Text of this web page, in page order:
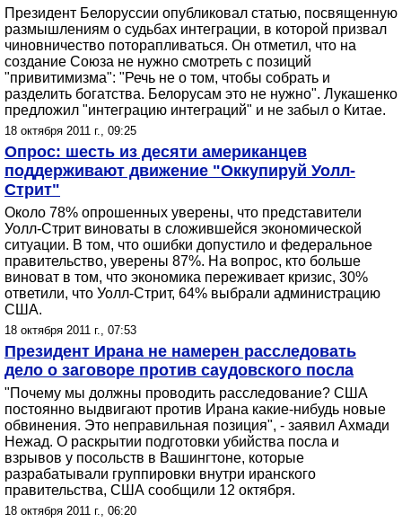
Президент Белоруссии опубликовал статью, посвященную
размышлениям о судьбах интеграции, в которой призвал
чиновничество поторапливаться. Он отметил, что на
создание Союза не нужно смотреть с позиций
"привитимизма": "Речь не о том, чтобы собрать и
разделить богатства. Белорусам это не нужно". Лукашенко
предложил "интеграцию интеграций" и не забыл о Китае.
18 октября 2011 г., 09:25
Опрос: шесть из десяти американцев
поддерживают движение "Оккупируй Уолл-
Стрит"
Около 78% опрошенных уверены, что представители
Уолл-Стрит виноваты в сложившейся экономической
ситуации. В том, что ошибки допустило и федеральное
правительство, уверены 87%. На вопрос, кто больше
виноват в том, что экономика переживает кризис, 30%
ответили, что Уолл-Стрит, 64% выбрали администрацию
США.
18 октября 2011 г., 07:53
Президент Ирана не намерен расследовать
дело о заговоре против саудовского посла
"Почему мы должны проводить расследование? США
постоянно выдвигают против Ирана какие-нибудь новые
обвинения. Это неправильная позиция", - заявил Ахмади
Нежад. О раскрытии подготовки убийства посла и
взрывов у посольств в Вашингтоне, которые
разрабатывали группировки внутри иранского
правительства, США сообщили 12 октября.
18 октября 2011 г., 06:20